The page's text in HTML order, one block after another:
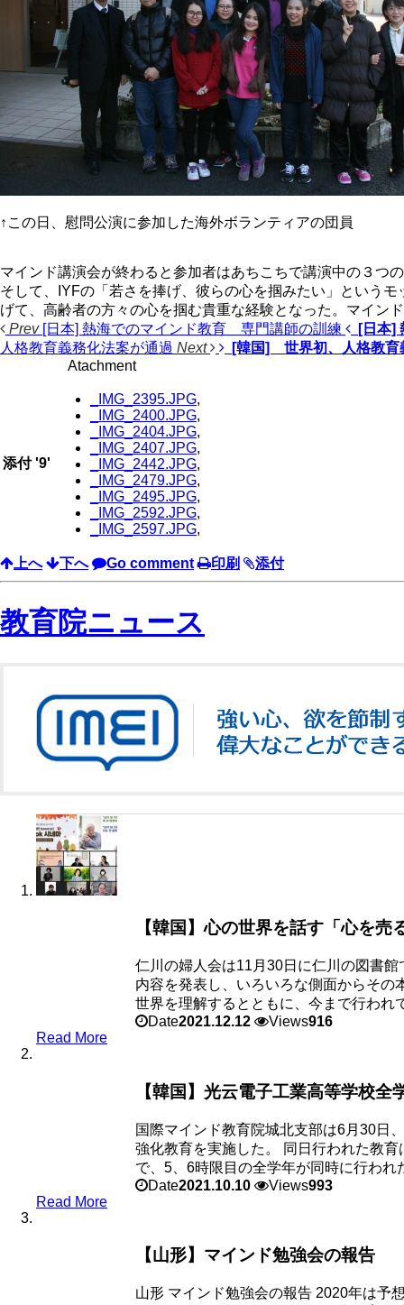
↑この日、慰問公演に参加した海外ボランティアの団員
マインド講演会が終わると参加者はあちこちで講演中の３つ
そして、IYFの「若さを捧げ、彼らの心を掴みたい」という
げて、高齢者の方々の心を掴む貴重な経験となった。マイン
Prev[日本] 熱海でのマインド教育 専門講師の訓練
[日本]
人格教育義務化法案が通過 Next
[韓国] 世界初、人格教育
Atachment
添付 '9'
_IMG_2395.JPG,
_IMG_2400.JPG,
_IMG_2404.JPG,
_IMG_2407.JPG,
_IMG_2442.JPG,
_IMG_2479.JPG,
_IMG_2495.JPG,
_IMG_2592.JPG,
_IMG_2597.JPG,
上へ 下へ Go comment 印刷 添付
教育院ニュース
【韓国】心の世界を話す「心を売
仁川の婦人会は11月30日に仁川の図書
内容を発表し、いろいろな側面からそ
世界を理解するとともに、今まで行われ
Date2021.12.12 Views916
Read More
【韓国】光云電子工業高等学校
国際マインド教育院城北支部は6月30日
強化教育を実施した。 同日行われた教
で、5、6時限目の全学年が同時に行われ
Date2021.10.10 Views993
Read More
【山形】マインド勉強会の報告
山形 マインド勉強会の報告 2020年は予